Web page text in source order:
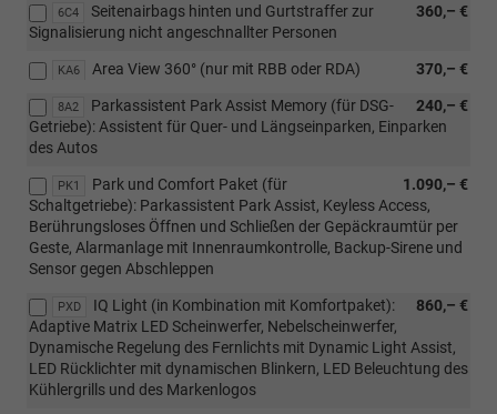
6C4 360,– €
Seitenairbags hinten und Gurtstraffer zur
Signalisierung nicht angeschnallter Personen
KA6 370,– €
Area View 360° (nur mit RBB oder RDA)
8A2 240,– €
Parkassistent Park Assist Memory (für DSG-
Getriebe): Assistent für Quer- und Längseinparken, Einparken
des Autos
PK1 1.090,– €
Park und Comfort Paket (für
Schaltgetriebe): Parkassistent Park Assist, Keyless Access,
Berührungsloses Öffnen und Schließen der Gepäckraumtür per
Geste, Alarmanlage mit Innenraumkontrolle, Backup-Sirene und
Sensor gegen Abschleppen
PXD 860,– €
IQ Light (in Kombination mit Komfortpaket):
Adaptive Matrix LED Scheinwerfer, Nebelscheinwerfer,
Dynamische Regelung des Fernlichts mit Dynamic Light Assist,
LED Rücklichter mit dynamischen Blinkern, LED Beleuchtung des
Kühlergrills und des Markenlogos